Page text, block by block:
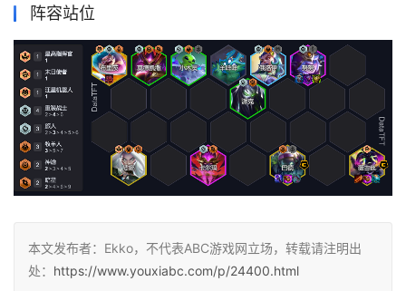
阵容站位
本文发布者：Ekko，不代表ABC游戏网立场，转载请注明出
处： https://www.youxiabc.com/p/24400.html